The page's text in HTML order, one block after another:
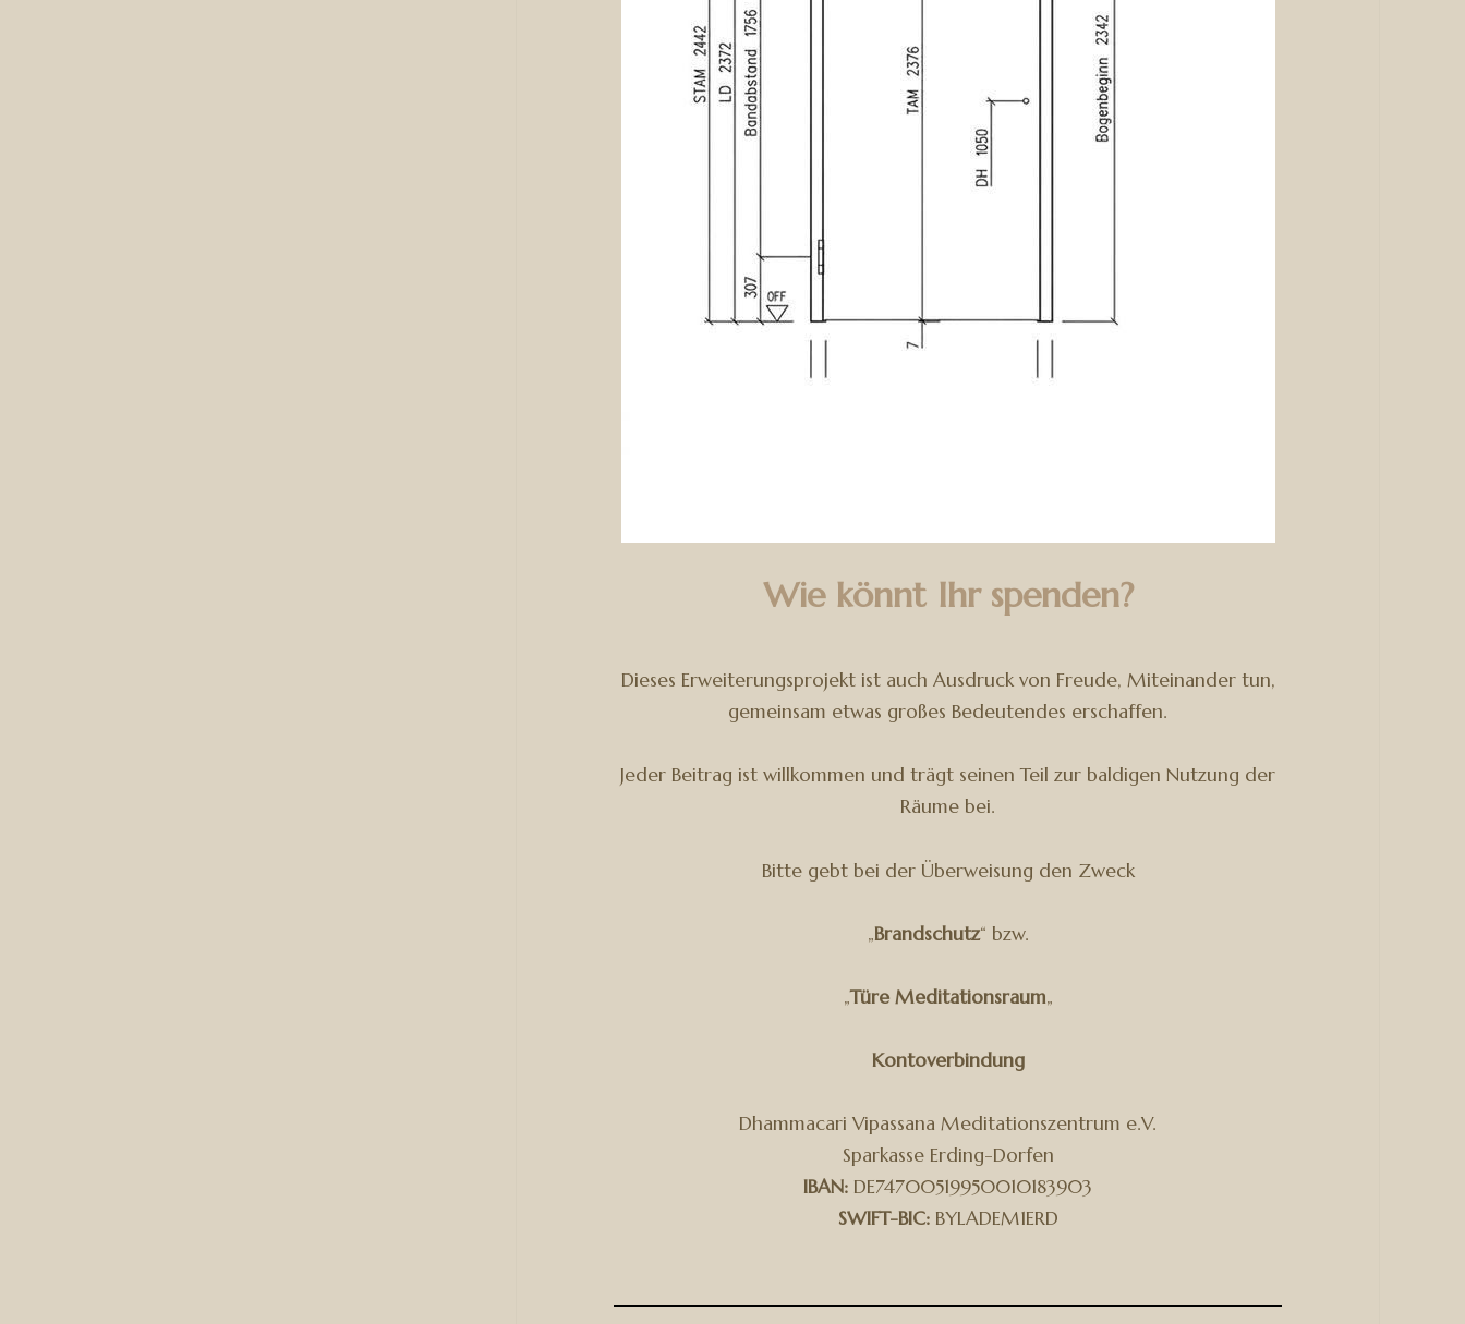
Wie könnt Ihr spenden?
Dieses Erweiterungsprojekt ist auch Ausdruck von Freude, Miteinander tun,
gemeinsam etwas großes Bedeutendes erschaffen.
Jeder Beitrag ist willkommen und trägt seinen Teil zur baldigen Nutzung der
Räume bei.
Bitte gebt bei der Überweisung den Zweck
„Brandschutz“ bzw.
„Türe Meditationsraum„
Kontoverbindung
Dhammacari Vipassana Meditationszentrum e.V.
Sparkasse Erding-Dorfen
IBAN: DE74700519950010183903
SWIFT-BIC:BYLADEM1ERD